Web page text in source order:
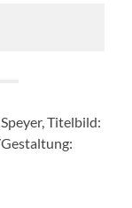
Titelbild: